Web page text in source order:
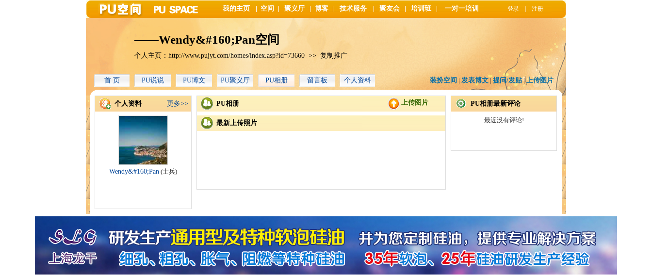
我的主页 空间 聚义厅 博客 技术服务 聚友会 培训班 一对一培训 登录 注册
——Wendy&#160;Pan空间
个人主页： http://www.pujyt.com/homes/index.asp?id=73660 >> 复制推广
首 页 PU说说 PU博文 PU聚义厅 PU相册 留言板 个人资料 装扮空间 | 发表博文 | 提问/发贴|上传图片
个人资料 更多>>
Wendy&#160;Pan (士兵)
PU相册 上传图片
最新上传照片
PU相册最新评论
最近没有评论!